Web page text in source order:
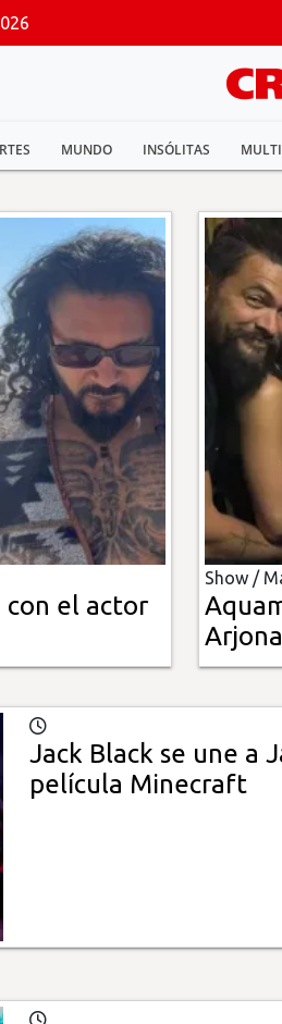
MUNDO INSÓLITAS
con el actor
Show /
Jack Black se une a
película Minecraft